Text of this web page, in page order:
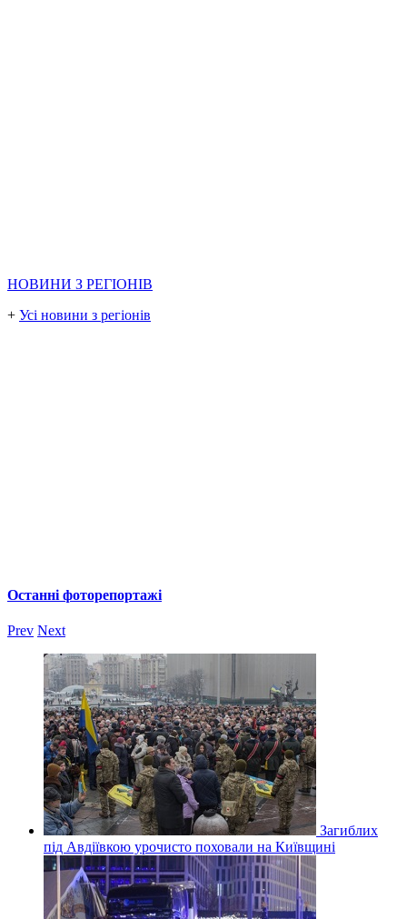
НОВИНИ З РЕГІОНІВ
+ Усі новини з регіонів
Останні фоторепортажі
Prev Next
Загиблих
під Авдіївкою урочисто поховали на Київщині